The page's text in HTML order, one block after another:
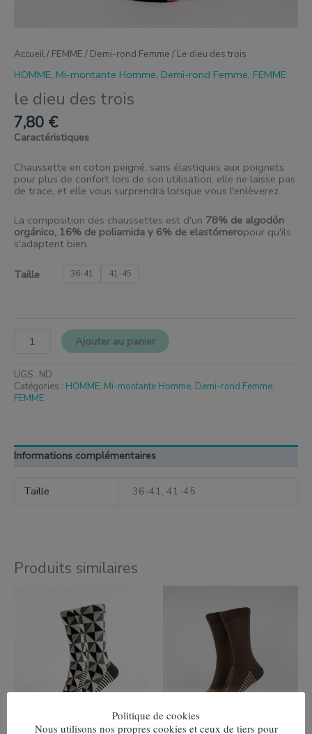
Accueil/ FEMME / Demi-rond Femme / Le dieu des trois
HOMME, Mi-montante Homme, Demi-rond Femme, FEMME
le dieu des trois
7,80 €
Caractéristiques
Chaussette en coton peigné, sans élastiques aux poignets
pour plus de confort lors de son utilisation, elle ne laisse pas
de trace, et elle vous surprendra lorsque vous l'enlèverez.
La composition des chaussettes est d'un 78% de algodón
orgánico, 16% de poliamida y 6% de elastómeropour qu'ils
s'adaptent bien.
Taille 36-41 41-45
Ajouter au panier
UGS : ND
Catégories : HOMME, Mi-montante Homme, Demi-rond Femme,
FEMME
Informations complémentaires
Taille 36-41, 41-45
Produits similaires
options
peuvent
être
choisies
la
peuvent
choisies
Politique de cookies
Nous utilisons nos propres cookies et ceux de tiers pour